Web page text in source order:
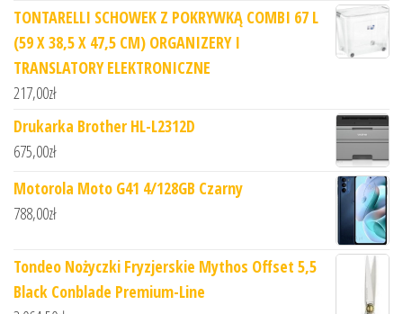
TONTARELLI SCHOWEK Z POKRYWKĄ COMBI 67 L
(59 X 38,5 X 47,5 CM) ORGANIZERY I
TRANSLATORY ELEKTRONICZNE
217,00zł
Drukarka Brother HL-L2312D
675,00zł
Motorola Moto G41 4/128GB Czarny
788,00zł
Tondeo Nożyczki Fryzjerskie Mythos Offset 5,5
Black Conblade Premium-Line